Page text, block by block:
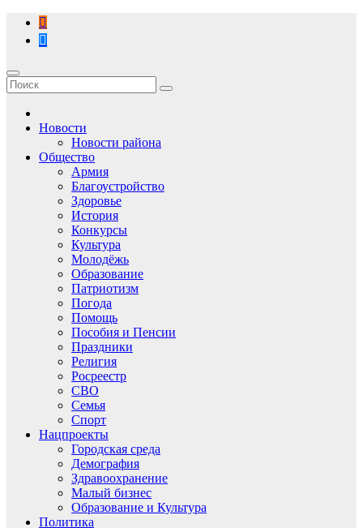
Перейти
содержимому
Новости
Новости района
Общество
Армия
Благоустройство
Здоровье
История
Конкурсы
Культура
Молодёжь
Образование
Патриотизм
Погода
Помощь
Пособия и Пенсии
Праздники
Религия
Росреестр
СВО
Семья
Спорт
Нацпроекты
Городская среда
Демография
Здравоохранение
Малый бизнес
Образование и Культура
Политика